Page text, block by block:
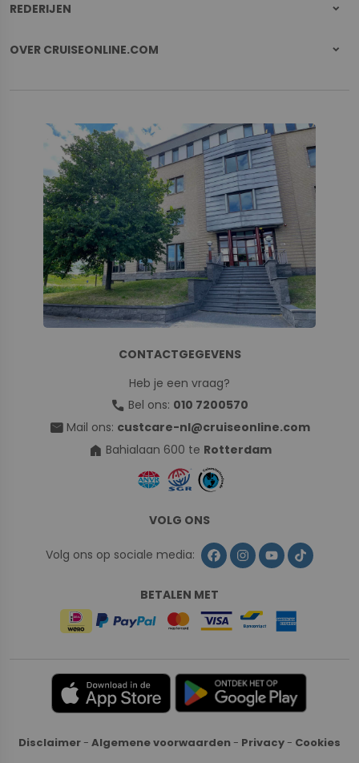
REDERIJEN
OVER CRUISEONLINE.COM
CONTACTGEGEVENS
Heb je een vraag?
call Bel ons: 010 7200570
mail Mail ons: custcare-nl@cruiseonline.com
home Bahialaan 600 te Rotterdam
VOLG ONS
Volg ons op sociale media:
BETALEN MET
Disclaimer - Algemene voorwaarden - Privacy - Cookies